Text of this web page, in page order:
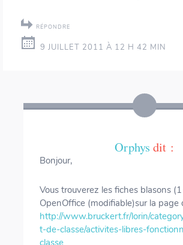
RÉPONDRE
9 JUILLET 2011 À 12 H 42 MIN
Orphys dit :
Bonjour,
Vous trouverez les fiches blasons
OpenOffice (modifiable)sur la page
http://www.bruckert.fr/lorin/
t-de-classe/activites-libres-
classe